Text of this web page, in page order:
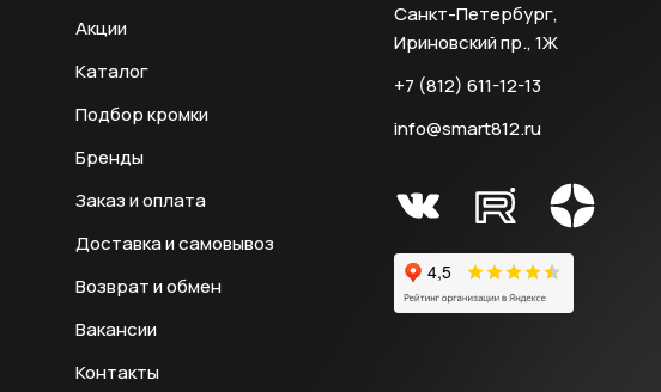
Акции
Каталог
Подбор кромки
Бренды
Заказ и оплата
Доставка и самовывоз
Возврат и обмен
Вакансии
Контакты
Санкт-Петербург,
Ириновский пр., 1Ж
+7 (812) 611-12-13
info@smart812.ru